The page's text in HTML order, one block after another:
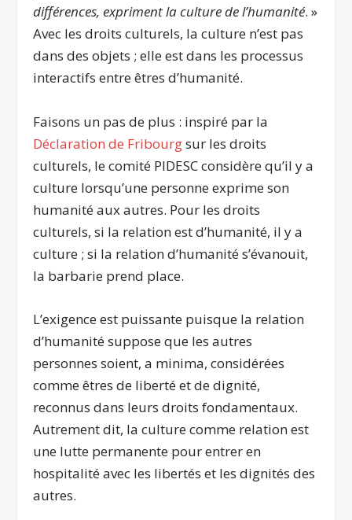
différences, expriment la culture de l’humanité. »
Avec les droits culturels, la culture n’est pas
dans des objets ; elle est dans les processus
interactifs entre êtres d’humanité.
Faisons un pas de plus : inspiré par la
Déclaration de Fribourgsur les droits
culturels, le comité PIDESC considère qu’il y a
culture lorsqu’une personne exprime son
humanité aux autres. Pour les droits
culturels, si la relation est d’humanité, il y a
culture ; si la relation d’humanité s’évanouit,
la barbarie prend place.
L’exigence est puissante puisque la relation
d’humanité suppose que les autres
personnes soient, a minima, considérées
comme êtres de liberté et de dignité,
reconnus dans leurs droits fondamentaux.
Autrement dit, la culture comme relation est
une lutte permanente pour entrer en
hospitalité avec les libertés et les dignités des
autres.